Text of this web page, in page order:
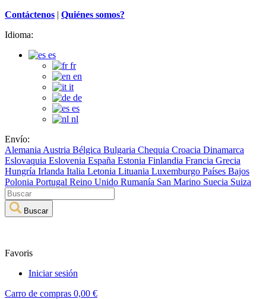
Contáctenos | Quiénes somos?
Idioma:
es
fr
en
it
de
es
nl
Envío:
Alemania Austria Bélgica Bulgaria Chequia Croacia Dinamarca
Eslovaquia Eslovenia España Estonia Finlandia Francia Grecia
Hungría Irlanda Italia Letonia Lituania Luxemburgo Países Bajos
Polonia Portugal Reino Unido Rumanía San Marino Suecia Suiza
Buscar
Favoris
Iniciar sesión
Carro de compras 0,00 €